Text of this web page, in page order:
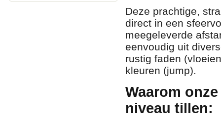
Deze prachtige,
direct in een
meegeleverde
eenvoudig uit
rustig faden
kleuren (jump).
Waarom
niveau tillen: